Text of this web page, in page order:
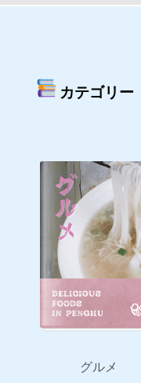
カテゴリー
グルメ